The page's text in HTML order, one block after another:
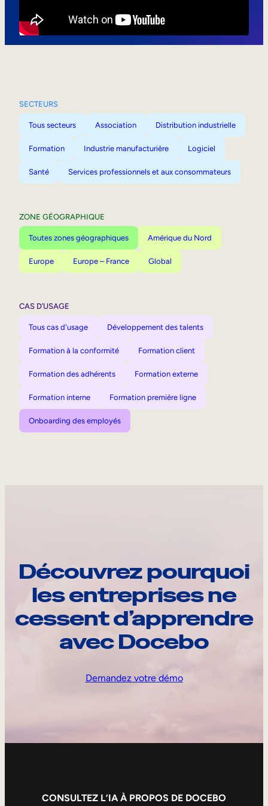
SECTEURS
Tous secteurs Association Distribution industrielle
Formation Industrie manufacturière Logiciel
Santé Services professionnels et aux consommateurs
ZONE GÉOGRAPHIQUE
Toutes zones géographiques Amérique du Nord
Europe Europe – France Global
CAS D’USAGE
Tous cas d'usage Développement des talents
Formation à la conformité Formation client
Formation des adhérents Formation externe
Formation interne Formation première ligne
Onboarding des employés
Découvrez pourquoi
les entreprises ne
cessent d’apprendre
avec Docebo
Demandez votre démo
CONSULTEZ L’IA À PROPOS DE DOCEBO